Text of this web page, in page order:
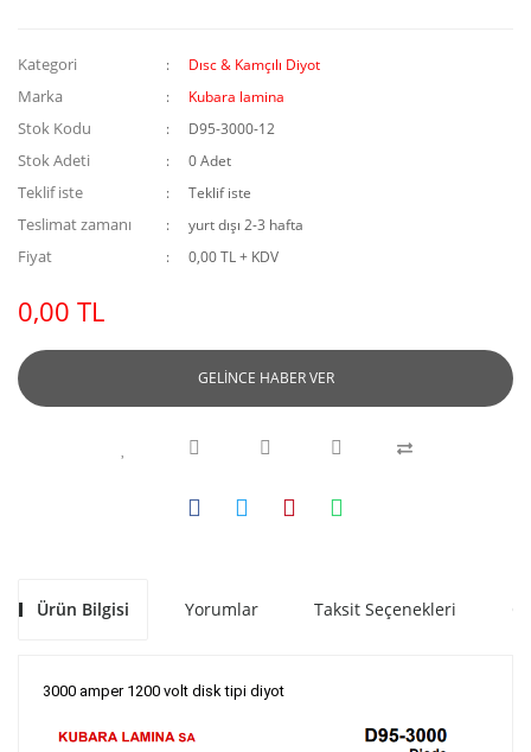
Kategori Dısc & Kamçılı Diyot
Marka Kubara lamina
Stok Kodu D95-3000-12
Stok Adeti 0 Adet
Teklif iste Teklif iste
Teslimat zamanı yurt dışı 2-3 hafta
Fiyat 0,00 TL + KDV
0,00 TL
GELİNCE HABER VER
Ürün Bilgisi Yorumlar Taksit Seçenekleri
3000 amper 1200 volt disk tipi diyot